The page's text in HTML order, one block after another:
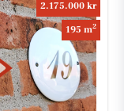
2.175.000 kr
195 m2